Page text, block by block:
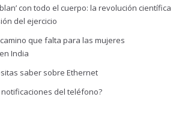
con todo el cuerpo: la revolución científica
del ejercicio
que falta para las mujeres
India
saber sobre Ethernet
del teléfono?